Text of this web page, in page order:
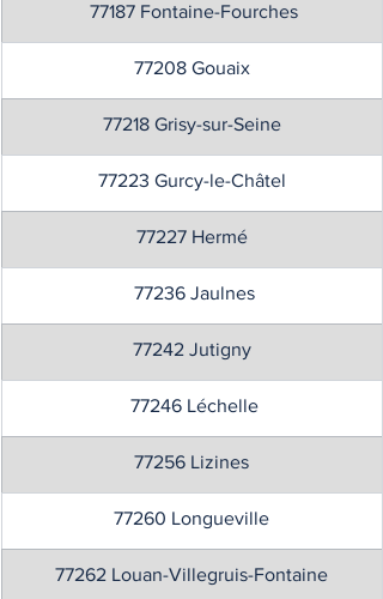
77187 Fontaine-Fourches
77208 Gouaix
77218 Grisy-sur-Seine
77223 Gurcy-le-Châtel
77227 Hermé
77236 Jaulnes
77242 Jutigny
77246 Léchelle
77256 Lizines
77260 Longueville
77262 Louan-Villegruis-Fontaine